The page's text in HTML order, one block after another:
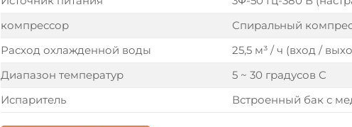
компрессор
Спиральный
Расход охлажденной воды
25,5 м³ / ч (вход /
Диапазон температур
5 ~ 30 градусов C
Испаритель
Встроенный бак с